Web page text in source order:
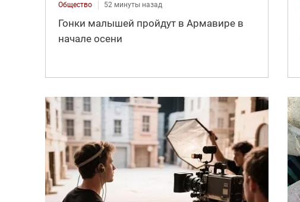
Общество 52 минуты назад
Гонки малышей пройдут в Армавире в
начале осени